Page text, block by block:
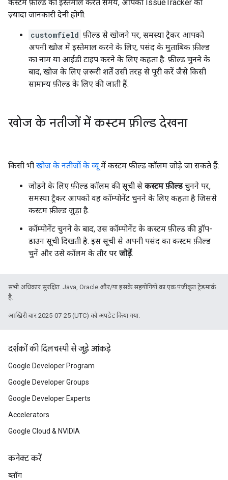
कस्टम फ़ील्ड का इस्तेमाल करते समय, आपको IssueTracker को
ज़्यादा जानकारी देनी होगी:
customfield फ़ील्ड से खोजने पर, समस्या ट्रैकर आपको
अपनी खोज में इस्तेमाल करने के लिए, पसंद के मुताबिक फ़ील्ड
का नाम या आईडी टाइप करने के लिए कहता है. फ़ील्ड चुनने के
बाद, खोज के लिए ज़रूरी शर्तें उसी तरह से पूरी करें जैसे किसी
सामान्य फ़ील्ड के लिए की जाती हैं.
खोज के नतीजों में कस्टम फ़ील्ड देखना
किसी भी खोज के नतीजों के व्यूमें कस्टम फ़ील्ड कॉलम जोड़े जा सकते हैं:
जोड़ने के लिए फ़ील्ड कॉलम की सूची से कस्टम फ़ील्डचुनने पर,
समस्या ट्रैकर आपको वह कॉम्पोनेंट चुनने के लिए कहता है जिससे
कस्टम फ़ील्ड जुड़ा है.
कॉम्पोनेंट चुनने के बाद, उस कॉम्पोनेंट के कस्टम फ़ील्ड की ड्रॉप-
डाउन सूची दिखती है. इस सूची से अपनी पसंद का कस्टम फ़ील्ड
चुनें और उसे कॉलम के तौर पर जोड़ें.
सभी अधिकार सुरक्षित. Java, Oracle और/या इसके सहयोगियों का एक पंजीकृत ट्रेडमार्क
है.
आखिरी बार 2025-07-25 (UTC) को अपडेट किया गया.
दर्शकों की दिलचस्पी से जुड़े आंकड़े
Google Developer Program
Google Developer Groups
Google Developer Experts
Accelerators
Google Cloud & NVIDIA
कनेक्ट करें
ब्लॉग